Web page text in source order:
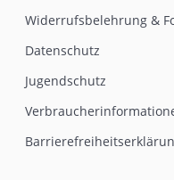
Widerrufsbelehrung &
Datenschutz
Jugendschutz